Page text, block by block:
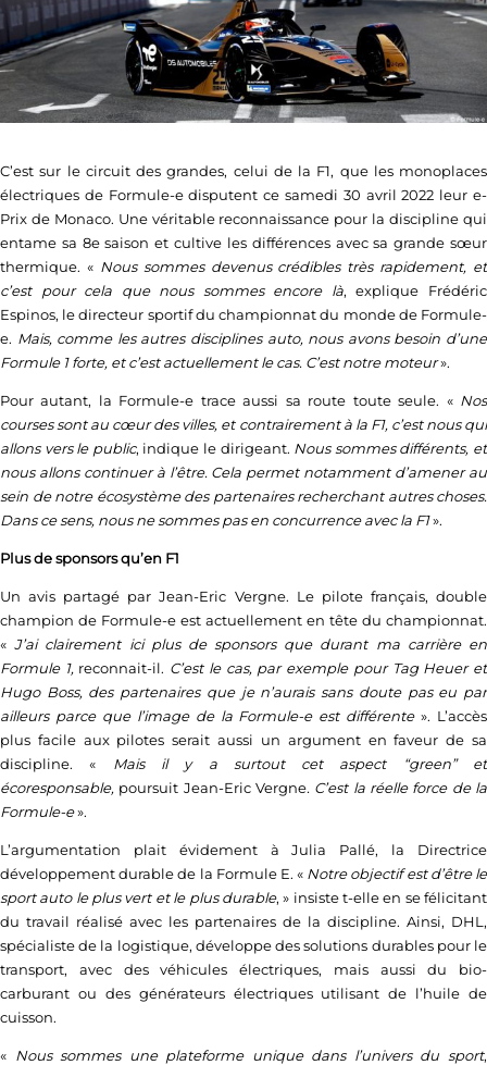
C’est sur le circuit des grandes, celui de la F1, que les monoplaces
électriques de Formule-e disputent ce samedi 30 avril 2022 leur e-
Prix de Monaco. Une véritable reconnaissance pour la discipline qui
entame sa 8e saison et cultive les différences avec sa grande sœur
thermique. « Nous sommes devenus crédibles très rapidement, et
c’est pour cela que nous sommes encore là, explique Frédéric
Espinos, le directeur sportif du championnat du monde de Formule-
e. Mais, comme les autres disciplines auto, nous avons besoin d’une
Formule 1 forte, et c’est actuellement le cas. C’est notre moteur».
Pour autant, la Formule-e trace aussi sa route toute seule. « Nos
courses sont au cœur des villes, et contrairement à la F1, c’est nous qui
allons vers le public, indique le dirigeant. Nous sommes différents, et
nous allons continuer à l’être. Cela permet notamment d’amener au
sein de notre écosystème des partenaires recherchant autres choses.
Dans ce sens, nous ne sommes pas en concurrence avec la F1».
Plus de sponsors qu’en F1
Un avis partagé par Jean-Eric Vergne. Le pilote français, double
champion de Formule-e est actuellement en tête du championnat.
«J’ai clairement ici plus de sponsors que durant ma carrière en
Formule 1, reconnait-il. C’est le cas, par exemple pour Tag Heuer et
Hugo Boss, des partenaires que je n’aurais sans doute pas eu par
ailleurs parce que l’image de la Formule-e est différente». L’accès
plus facile aux pilotes serait aussi un argument en faveur de sa
discipline. « Mais il y a surtout cet aspect “green” et
écoresponsable, poursuit Jean-Eric Vergne. C’est la réelle force de la
Formule-e».
L’argumentation plait évidement à Julia Pallé, la Directrice
développement durable de la Formule E. « Notre objectif est d’être le
sport auto le plus vert et le plus durable, » insiste t-elle en se félicitant
du travail réalisé avec les partenaires de la discipline. Ainsi, DHL,
spécialiste de la logistique, développe des solutions durables pour le
transport, avec des véhicules électriques, mais aussi du bio-
carburant ou des générateurs électriques utilisant de l’huile de
cuisson.
« Nous sommes une plateforme unique dans l’univers du sport,